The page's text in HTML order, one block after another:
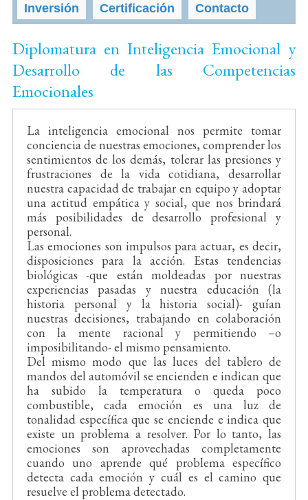
Inversión Certificación Contacto
Diplomatura en Inteligencia Emocional y
Desarrollo de las Competencias
Emocionales
La inteligencia emocional nos permite tomar
conciencia de nuestras emociones, comprender los
sentimientos de los demás, tolerar las presiones y
frustraciones de la vida cotidiana, desarrollar
nuestra capacidad de trabajar en equipo y adoptar
una actitud empática y social, que nos brindará
más posibilidades de desarrollo profesional y
personal.
Las emociones son impulsos para actuar, es decir,
disposiciones para la acción. Estas tendencias
biológicas -que están moldeadas por nuestras
experiencias pasadas y nuestra educación (la
historia personal y la historia social)- guían
nuestras decisiones, trabajando en colaboración
con la mente racional y permitiendo –o
imposibilitando- el mismo pensamiento.
Del mismo modo que las luces del tablero de
mandos del automóvil se encienden e indican que
ha subido la temperatura o queda poco
combustible, cada emoción es una luz de
tonalidad específica que se enciende e indica que
existe un problema a resolver. Por lo tanto, las
emociones son aprovechadas completamente
cuando uno aprende qué problema específico
detecta cada emoción y cuál es el camino que
resuelve el problema detectado.